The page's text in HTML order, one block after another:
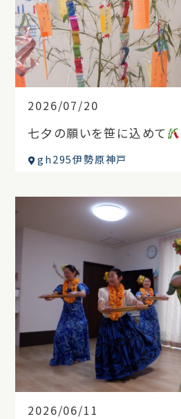
2026/07/20
七夕の願いを笹に込めて
gh295伊勢原神戸
2026/06/11